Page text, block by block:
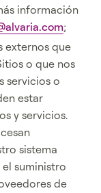
información
;
externos que
o que nos
servicios o
estar
y servicios.
sistema
suministro
de